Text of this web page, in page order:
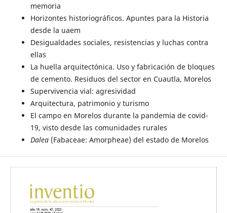
memoria
Horizontes historiográficos. Apuntes para la Historia
desde la uaem
Desigualdades sociales, resistencias y luchas contra
ellas
La huella arquitectónica. Uso y fabricación de bloques
de cemento. Residuos del sector en Cuautla, Morelos
Supervivencia vial: agresividad
Arquitectura, patrimonio y turismo
El campo en Morelos durante la pandemia de covid-
19, visto desde las comunidades rurales
Dalea(Fabaceae: Amorpheae) del estado de Morelos